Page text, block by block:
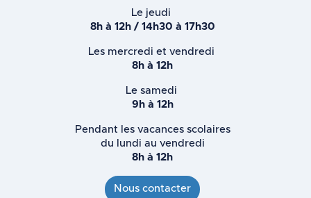
Le jeudi
8h à 12h / 14h30 à 17h30
Les mercredi et vendredi
8h à 12h
Le samedi
9h à 12h
Pendant les vacances scolaires
du lundi au vendredi
8h à 12h
Nous contacter